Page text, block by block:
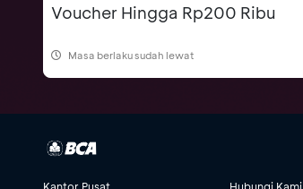
Voucher Hingga Rp200 Ribu
Masa berlaku sudah lewat